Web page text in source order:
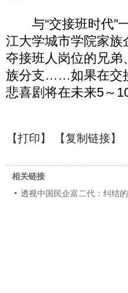
与“交接班时代”一
江大学城市学院家族
夺接班人岗位的兄弟
族分支……如果在交
悲喜剧将在未来5～
【打印】 【复制链接】
相关链接
透视中国民企富二代：纠结